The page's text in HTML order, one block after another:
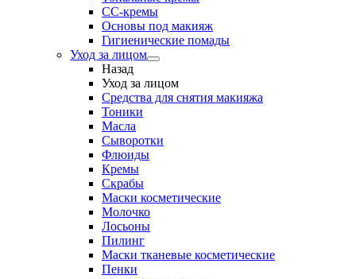
CC-кремы
Основы под макияж
Гигиенические помады
Уход за лицом
Назад
Уход за лицом
Средства для снятия макияжа
Тоники
Масла
Сыворотки
Флюиды
Кремы
Скрабы
Маски косметические
Молочко
Лосьоны
Пилинг
Маски тканевые косметические
Пенки